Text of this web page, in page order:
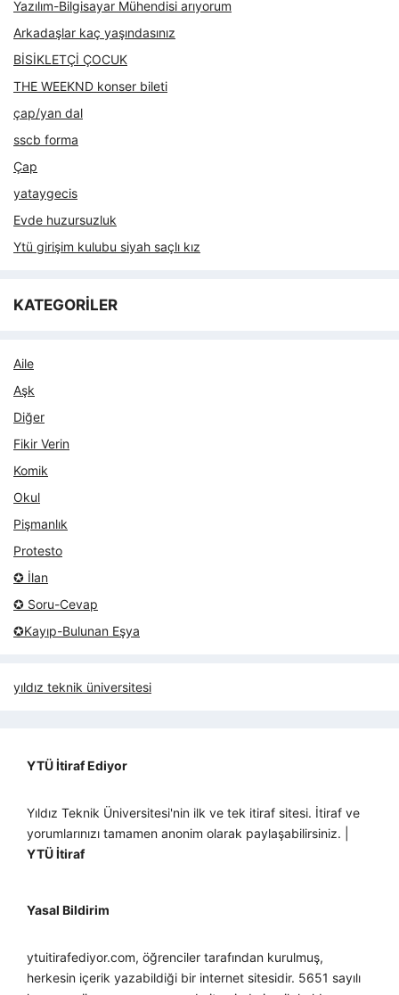
Yazılım-Bilgisayar Mühendisi arıyorum
Arkadaşlar kaç yaşındasınız
BİSİKLETÇİ ÇOCUK
THE WEEKND konser bileti
çap/yan dal
sscb forma
Çap
yataygecis
Evde huzursuzluk
Ytü girişim kulubu siyah saçlı kız
KATEGORİLER
Aile
Aşk
Diğer
Fikir Verin
Komik
Okul
Pişmanlık
Protesto
✪ İlan
✪ Soru-Cevap
✪Kayıp-Bulunan Eşya
yıldız teknik üniversitesi
YTÜ İtiraf Ediyor
Yıldız Teknik Üniversitesi'nin ilk ve tek itiraf sitesi. İtiraf ve
yorumlarınızı tamamen anonim olarak paylaşabilirsiniz. |
YTÜ İtiraf
Yasal Bildirim
ytuitirafediyor.com, öğrenciler tarafından kurulmuş,
herkesin içerik yazabildiği bir internet sitesidir. 5651 sayılı